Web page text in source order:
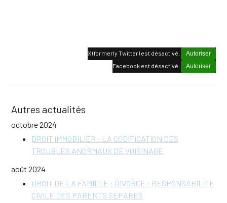
X (formerly Twitter) est désactivé.
Autoriser
Facebook est désactivé.
Autoriser
Autres actualités
octobre 2024
DROIT IMMOBILIER : LA CODIFICATION DES
TROUBLES ANORMAUX DE VOISINAGE
août 2024
DROIT DE LA FAMILLE : DIVORCE : RESPONSABILITE
CIVILE DES PARENTS SEPARES